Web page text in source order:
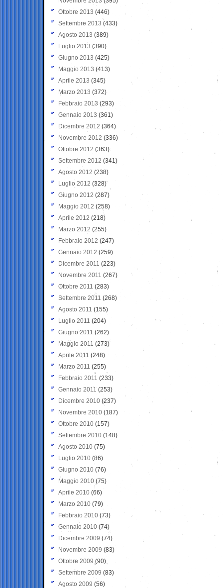
Ottobre 2013 (446)
Settembre 2013 (433)
Agosto 2013 (389)
Luglio 2013 (390)
Giugno 2013 (425)
Maggio 2013 (413)
Aprile 2013 (345)
Marzo 2013 (372)
Febbraio 2013 (293)
Gennaio 2013 (361)
Dicembre 2012 (364)
Novembre 2012 (336)
Ottobre 2012 (363)
Settembre 2012 (341)
Agosto 2012 (238)
Luglio 2012 (328)
Giugno 2012 (287)
Maggio 2012 (258)
Aprile 2012 (218)
Marzo 2012 (255)
Febbraio 2012 (247)
Gennaio 2012 (259)
Dicembre 2011 (223)
Novembre 2011 (267)
Ottobre 2011 (283)
Settembre 2011 (268)
Agosto 2011 (155)
Luglio 2011 (204)
Giugno 2011 (262)
Maggio 2011 (273)
Aprile 2011 (248)
Marzo 2011 (255)
Febbraio 2011 (233)
Gennaio 2011 (253)
Dicembre 2010 (237)
Novembre 2010 (187)
Ottobre 2010 (157)
Settembre 2010 (148)
Agosto 2010 (75)
Luglio 2010 (86)
Giugno 2010 (76)
Maggio 2010 (75)
Aprile 2010 (66)
Marzo 2010 (79)
Febbraio 2010 (73)
Gennaio 2010 (74)
Dicembre 2009 (74)
Novembre 2009 (83)
Ottobre 2009 (90)
Settembre 2009 (83)
Agosto 2009 (56)